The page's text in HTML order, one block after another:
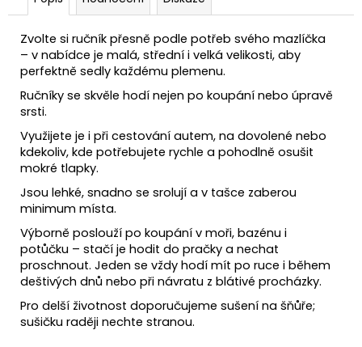
Zvolte si ručník přesně podle potřeb svého mazlíčka
– v nabídce je malá, střední i velká velikosti, aby
perfektně sedly každému plemenu.
Ručníky se skvěle hodí nejen po koupání nebo úpravě
srsti.
Využijete je i při cestování autem, na dovolené nebo
kdekoliv, kde potřebujete rychle a pohodlně osušit
mokré tlapky.
Jsou lehké, snadno se srolují a v tašce zaberou
minimum místa.
Výborně poslouží po koupání v moři, bazénu i
potůčku – stačí je hodit do pračky a nechat
proschnout. Jeden se vždy hodí mít po ruce i během
deštivých dnů nebo při návratu z blátivé procházky.
Pro delší životnost doporučujeme sušení na šňůře;
sušičku raději nechte stranou.